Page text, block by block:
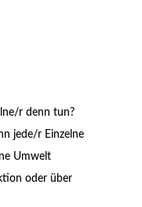
r denn tun?
jede/r Einzelne
Umwelt
oder über